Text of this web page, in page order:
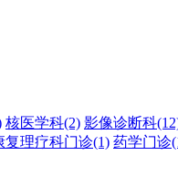
核医学科(2) 影像诊断科
复理疗科门诊(1) 药学门诊